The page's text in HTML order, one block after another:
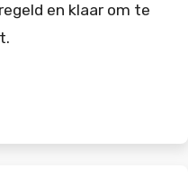
en klaar om te